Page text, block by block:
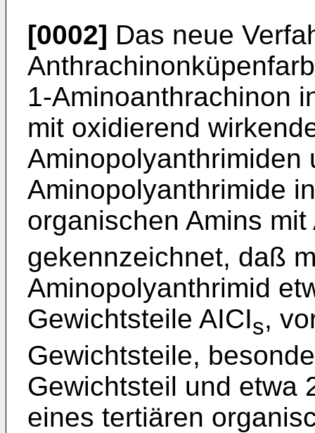
[0002] Das neue
1-Aminoanthrachinon
mit oxidierend
Aminopolyanthrimiden
Aminopolyanthrimide
organischen Amins mit
gekennzeichnet, daß
Aminopolyanthrimid
Gewichtsteile AICIs,
Gewichtsteile,
Gewichtsteil und etwa
eines tertiären